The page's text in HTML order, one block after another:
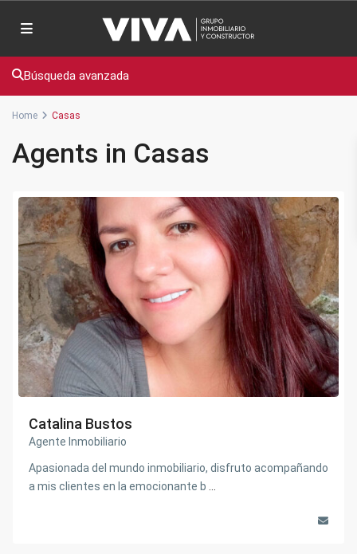
Búsqueda avanzada
Home Casas
Agents in Casas
Catalina Bustos
Agente Inmobiliario
Apasionada del mundo inmobiliario, disfruto acompañando
a mis clientes en la emocionante b